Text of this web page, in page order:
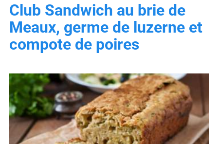
Club Sandwich au brie de
Meaux, germe de luzerne et
compote de poires